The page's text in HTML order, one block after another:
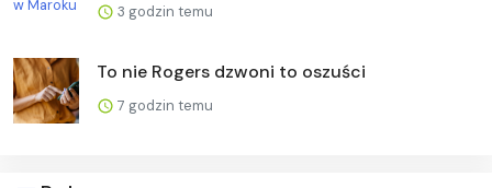
3 godzin temu
To nie Rogers dzwoni to oszuści
7 godzin temu